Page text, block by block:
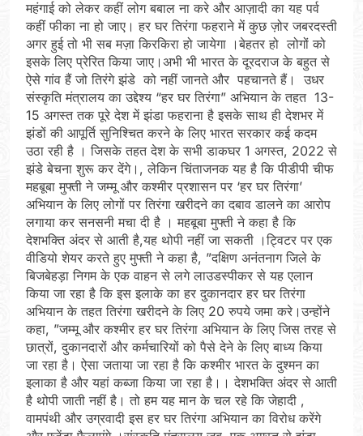
महंगाई को लेकर कहीं लोग बबाल ना करे और आज़ादी का यह पर्व
कहीं फीका ना हो जाए। हर घर तिरंगा फहराने में कुछ ज़ोर जबरदस्ती
अगर हुई तो भी सब मज़ा किरकिरा हो जायेगा ।बेहतर हो लोगों को
इसके लिए प्रेरित किया जाए।अभी भी भारत के दूरदराज के बहुत से
ऐसे गांव हैं जो तिरंगे झंडे को नहीं जानते और पहचानते हैं। उधर
संस्कृति मंत्रालय का उद्देश्य “हर घर तिरंगा” अभियान के तहत 13-
15 अगस्त तक पूरे देश में झंडा फहराना है इसके साथ ही देशभर में
झंडों की आपूर्ति सुनिश्चित करने के लिए भारत सरकार कई कदम
उठा रही है । जिसके तहत देश के सभी डाकघर 1 अगस्त, 2022 से
झंडे बेचना शुरू कर देंगे।, लेकिन चिंताजनक यह है कि पीडीपी चीफ
महबूबा मुफ्ती ने जम्मू और कश्मीर प्रशासन पर ‘हर घर तिरंगा’
अभियान के लिए लोगों पर तिरंगा खरीदने का दबाव डालने का आरोप
लगाया कर सनसनी मचा दी है । महबूबा मुफ्ती ने कहा है कि
देशभक्ति अंदर से आती है,यह थोपी नहीं जा सकती ।ट्विटर पर एक
वीडियो शेयर करते हुए मुफ्ती ने कहा है, ”दक्षिण अनंतनाग जिले के
बिजबेहड़ा निगम के एक वाहन से लगे लाउडस्पीकर से यह एलान
किया जा रहा है कि इस इलाके का हर दुकानदार हर घर तिरंगा
अभियान के तहत तिरंगा खरीदने के लिए 20 रुपये जमा करे।उन्होंने
कहा, ”जम्मू और कश्मीर हर घर तिरंगा अभियान के लिए जिस तरह से
छात्रों, दुकानदारों और कर्मचारियों को पैसे देने के लिए बाध्य किया
जा रहा है। ऐसा जताया जा रहा है कि कश्मीर भारत के दुश्मन का
इलाका है और यहां कब्जा किया जा रहा है।। देशभक्ति अंदर से आती
है थोपी जाती नहीं है। तो हम यह मान के चल रहे कि जेहादी ,
वामपंथी और उग्रवादी इस हर घर तिरंगा अभियान का विरोध करेंगे